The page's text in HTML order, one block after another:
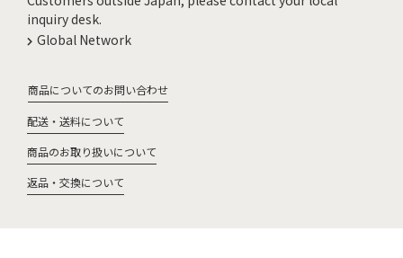
inquiry desk.
Global Network
商品についてのお問い合わせ
配送・送料について
商品のお取り扱いについて
返品・交換について